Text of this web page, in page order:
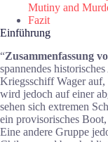
Mutiny and
Fazit
Einführung
“Zusammenfassung
spannendes
Kriegsschiff Wager auf,
wird jedoch auf einer
sehen sich extremen
ein provisorisches
Eine andere Gruppe